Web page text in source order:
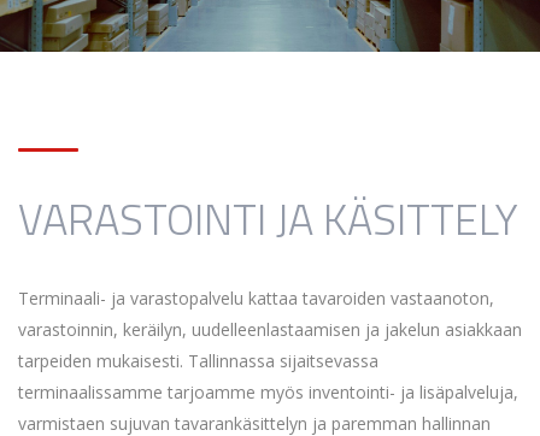
VARASTOINTI JA KÄSITTELY
Terminaali- ja varastopalvelu kattaa tavaroiden vastaanoton,
varastoinnin, keräilyn, uudelleenlastaamisen ja jakelun asiakkaan
tarpeiden mukaisesti. Tallinnassa sijaitsevassa
terminaalissamme tarjoamme myös inventointi- ja lisäpalveluja,
varmistaen sujuvan tavarankäsittelyn ja paremman hallinnan